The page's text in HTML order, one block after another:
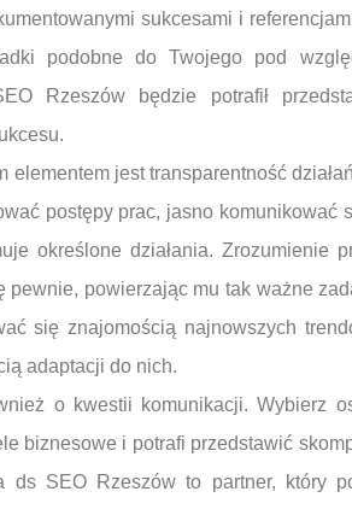
sukcesami i
podobne do Twojego pod
Rzeszów będzie potrafił
elementem jest transparentność
postępy prac, jasno komunikować
określone działania. Zrozumienie
pewnie, powierzając mu tak ważne
się znajomością najnowszych
adaptacji do nich.
o kwestii komunikacji. Wybierz
biznesowe i potrafi przedstawić
ds SEO Rzeszów to partner, który